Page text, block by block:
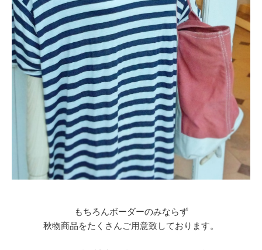
もちろんボーダーのみならず
秋物商品をたくさんご用意致しております。